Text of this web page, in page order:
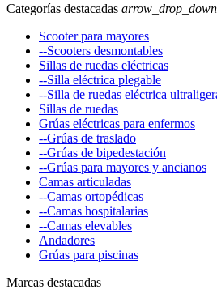
Categorías destacadas arrow_drop_down
Scooter para mayores
--Scooters desmontables
Sillas de ruedas eléctricas
--Silla eléctrica plegable
--Silla de ruedas eléctrica
Sillas de ruedas
Grúas eléctricas para enfermos
--Grúas de traslado
--Grúas de bipedestación
--Grúas para mayores y ancianos
Camas articuladas
--Camas ortopédicas
--Camas hospitalarias
--Camas elevables
Andadores
Grúas para piscinas
Marcas destacadas